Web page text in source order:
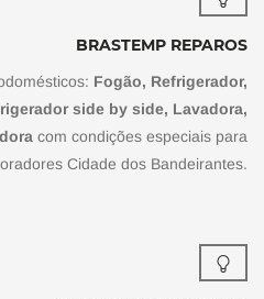
BRASTEMP REPAROS
Fogão, Refrigerador,
side by side, Lavadora,
com condições especiais para
Cidade dos Bandeirantes.